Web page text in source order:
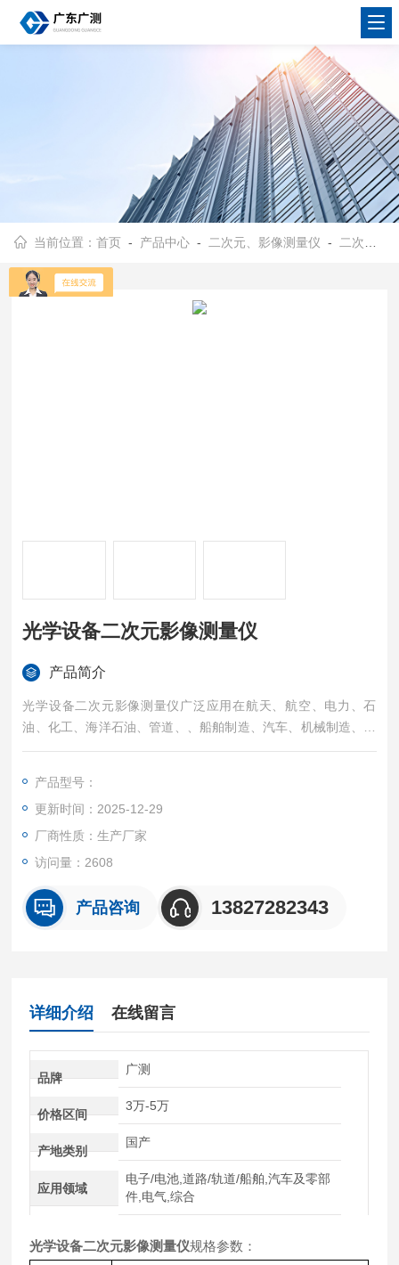
当前位置：首页 - 产品中心 - 二次元、影像测量仪 - 二次元
光学设备二次元影像测量仪
产品简介
光学设备二次元影像测量仪广泛应用在航天、航空、电力、石
油、化工、海洋石油、管道、、船舶制造、汽车、机械制造、冶
金，金属加工业、钢结构、铁路交通、核能电力、高校等行业，
集卡）将所能捕捉到的图像通过数据线传输到电脑的数据采集卡
中，之后由软件在电脑显示器上成像，由操作员用鼠标在电脑上
进行快速的测量。
产品型号：
更新时间：2025-12-29
厂商性质：生产厂家
访问量：2608
产品咨询 13827282343
详细介绍 在线留言
品牌
广测
价格区间
3万-5万
产地类别
国产
应用领域
电子/电池,道路/轨道/船舶,汽车及零部
件,电气,综合
光学设备二次元影像测量仪规格参数：